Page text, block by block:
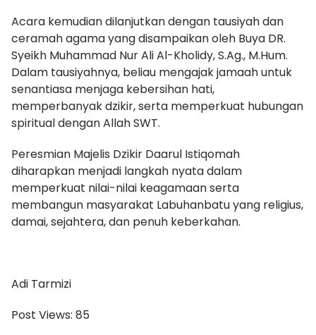
Acara kemudian dilanjutkan dengan tausiyah dan
ceramah agama yang disampaikan oleh Buya DR.
Syeikh Muhammad Nur Ali Al-Kholidy, S.Ag., M.Hum.
Dalam tausiyahnya, beliau mengajak jamaah untuk
senantiasa menjaga kebersihan hati,
memperbanyak dzikir, serta memperkuat hubungan
spiritual dengan Allah SWT.
Peresmian Majelis Dzikir Daarul Istiqomah
diharapkan menjadi langkah nyata dalam
memperkuat nilai-nilai keagamaan serta
membangun masyarakat Labuhanbatu yang religius,
damai, sejahtera, dan penuh keberkahan.
Adi Tarmizi
Post Views: 85